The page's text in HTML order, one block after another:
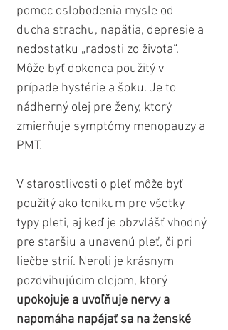
pomoc oslobodenia mysle od
ducha strachu, napätia, depresie a
nedostatku „radosti zo života“.
Môže byť dokonca použitý v
prípade hystérie a šoku. Je to
nádherný olej pre ženy, ktorý
zmierňuje symptómy menopauzy a
PMT.
V starostlivosti o pleť môže byť
použitý ako tonikum pre všetky
typy pleti, aj keď je obzvlášť vhodný
pre staršiu a unavenú pleť, či pri
liečbe strií. Neroli je krásnym
pozdvihujúcim olejom, ktorý
upokojuje a uvoľňuje nervy a
napomáha napájať sa na ženské